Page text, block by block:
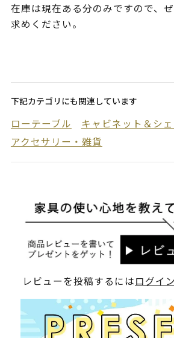
在庫は現在ある分のみですので、
求めください。
下記カテゴリにも関連しています
ローテーブル
キャビネット＆シ
アクセサリー・雑貨
レビューを投稿するにはログイン